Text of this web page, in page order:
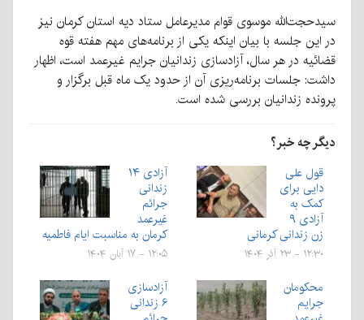
سیدحجت‌الله موسوی قوام مدیرعامل ستاد دیه استان کرمان نیز
در این جلسه با بیان اینکه یکی از برنامه‌های مهم هفته قوه
قضائیه در هر سال، آزادسازی زندانیان جرایم غیرعمد است، اظهار
داشت: جلسات برنامه‌ریزی آن از حدود یک ماه قبل برگزار و
پرونده زندانیان بررسی شده است.
دیگر چه خبر؟
قول علی
دایی برای
کمک به
آزادی ۹
زن زندانی کرمانی
۱۲:۳۰ - ۲۳ آذر ۱۴۰۴
آزادی ۱۴
زندانی
جرائم
غیرعمد
کرمان به مناسبت ایام فاطمیه
۱۲:۰۵ - ۱۷ آبان ۱۴۰۴
محکومان
جرایم
آزادسازی
۶ زندانی